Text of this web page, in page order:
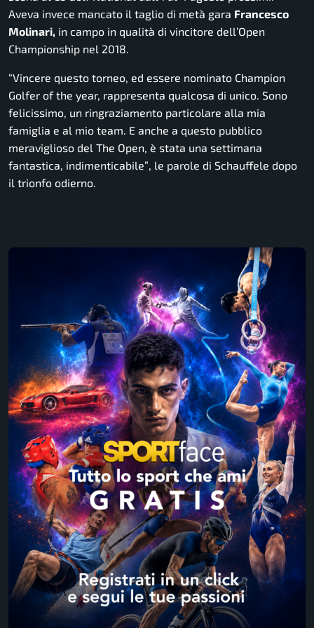
Aveva invece mancato il taglio di metà gara Francesco
Molinari, in campo in qualità di vincitore dell’Open
Championship nel 2018.
“Vincere questo torneo, ed essere nominato Champion
Golfer of the year, rappresenta qualcosa di unico. Sono
felicissimo, un ringraziamento particolare alla mia
famiglia e al mio team. E anche a questo pubblico
meraviglioso del The Open, è stata una settimana
fantastica, indimenticabile”, le parole di Schauffele dopo
il trionfo odierno.